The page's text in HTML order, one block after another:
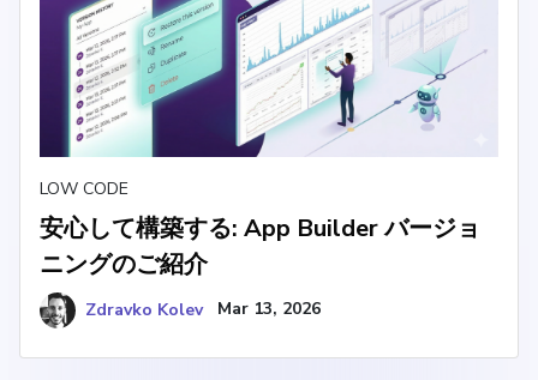
LOW CODE
安心して構築する: App Builder バージョ
ニングのご紹介
Zdravko Kolev Mar 13, 2026